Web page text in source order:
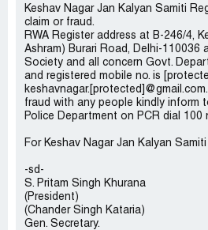
Keshav Nagar Jan Kalyan Samiti
claim or fraud.
RWA Register address at B-246/4,
Ashram) Burari Road, Delhi-110036
Society and all concern Govt.
and registered mobile no. is
fraud with any people kindly inform
Police Department on PCR dial 100
For Keshav Nagar Jan Kalyan Samiti
-sd-
S. Pritam Singh Khurana
(President)
(Chander Singh Kataria)
Gen. Secretary.